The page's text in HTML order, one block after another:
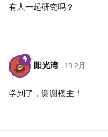
有人一起研究吗？
阳光湾 19 2月
学到了，谢谢楼主！